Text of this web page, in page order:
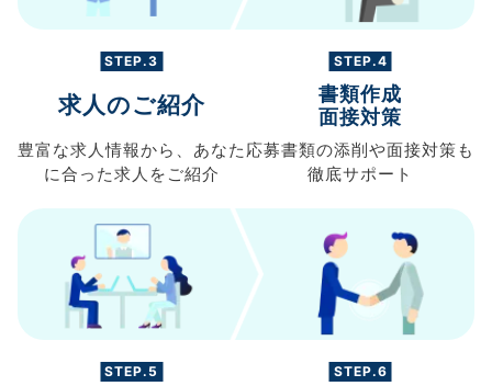
STEP.3
求人のご紹介
豊富な求人情報から、 あなた
に合った求人を ご紹介
STEP.4
書類作成
面接対策
応募書類の添削や面接対策も
徹底サポート
STEP.5 STEP.6